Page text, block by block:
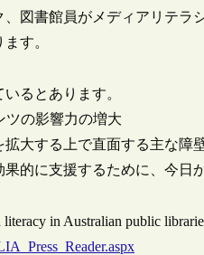
図書館員がメディアリテラ
す。
るとあります。
ツの影響力の増大
拡大する上で直面する主な障
的に支援するために、今日
in Australian public